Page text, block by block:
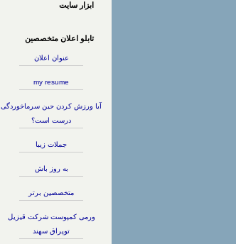
ابزار سایت
تابلو اعلان متخصصین
عنوان اعلان
my resume
آیا ورزش كردن حین سرماخوردگی
درست است؟
جملات زیبا
به روز باش
متخصصین برتر
ورمی کمپوست شرکت قیزیل
توپراق سهند